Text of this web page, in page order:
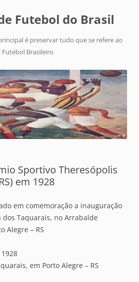
Futebol do Brasil
é preservar tudo que se refere ao
Futebol Brasileiro
Sportivo Theresópolis
em 1928
em comemoração a inauguração
dos Taquarais, no Arrabalde
Alegre – RS
em Porto Alegre – RS